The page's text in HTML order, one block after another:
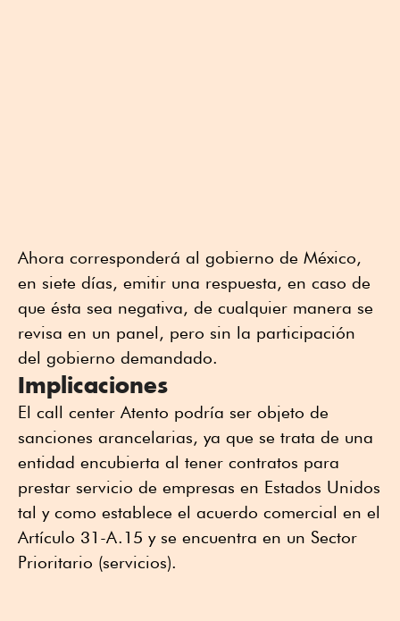
Ahora corresponderá al gobierno de México,
en siete días, emitir una respuesta, en caso de
que ésta sea negativa, de cualquier manera se
revisa en un panel, pero sin la participación
del gobierno demandado.
Implicaciones
El call center Atento podría ser objeto de
sanciones arancelarias, ya que se trata de una
entidad encubierta al tener contratos para
prestar servicio de empresas en Estados Unidos
tal y como establece el acuerdo comercial en el
Artículo 31-A.15 y se encuentra en un Sector
Prioritario (servicios).